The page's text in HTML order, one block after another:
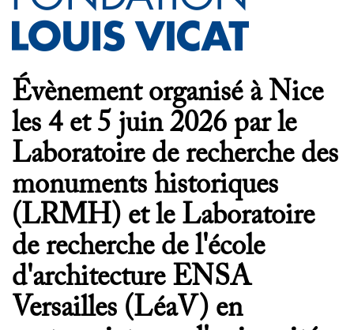
Évènement organisé à Nice
les 4 et 5 juin 2026 par le
Laboratoire de recherche des
monuments historiques
(LRMH) et le Laboratoire
de recherche de l'école
d'architecture ENSA
Versailles (LéaV) en